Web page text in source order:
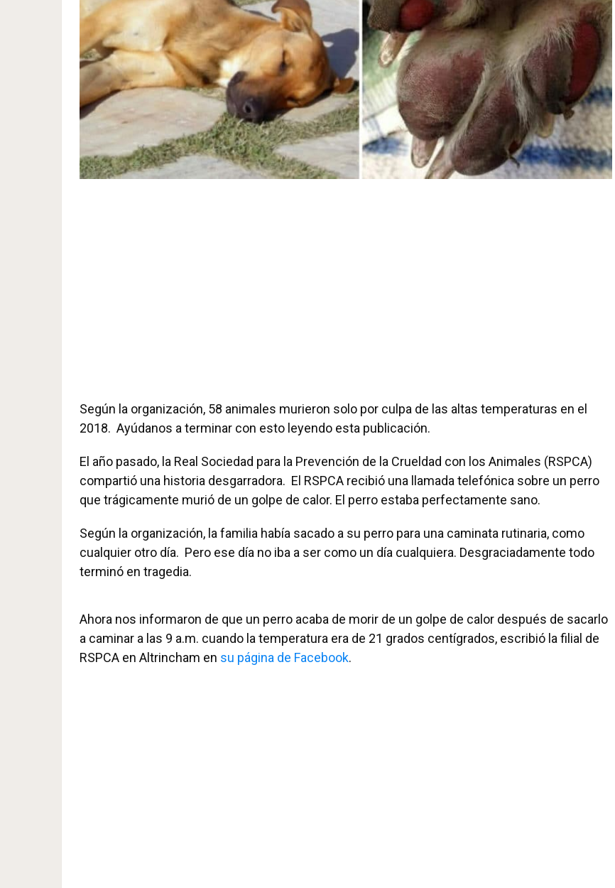
Según la organización, 58 animales murieron solo por culpa de las altas temperaturas en el
2018. Ayúdanos a terminar con esto leyendo esta publicación.
El año pasado, la Real Sociedad para la Prevención de la Crueldad con los Animales (RSPCA)
compartió una historia desgarradora. El RSPCA recibió una llamada telefónica sobre un perro
que trágicamente murió de un golpe de calor. El perro estaba perfectamente sano.
Según la organización, la familia había sacado a su perro para una caminata rutinaria, como
cualquier otro día. Pero ese día no iba a ser como un día cualquiera. Desgraciadamente todo
terminó en tragedia.
Ahora nos informaron de que un perro acaba de morir de un golpe de calor después de sacarlo
a caminar a las 9 a.m. cuando la temperatura era de 21 grados centígrados, escribió la filial de
RSPCA en Altrincham en su página de Facebook.